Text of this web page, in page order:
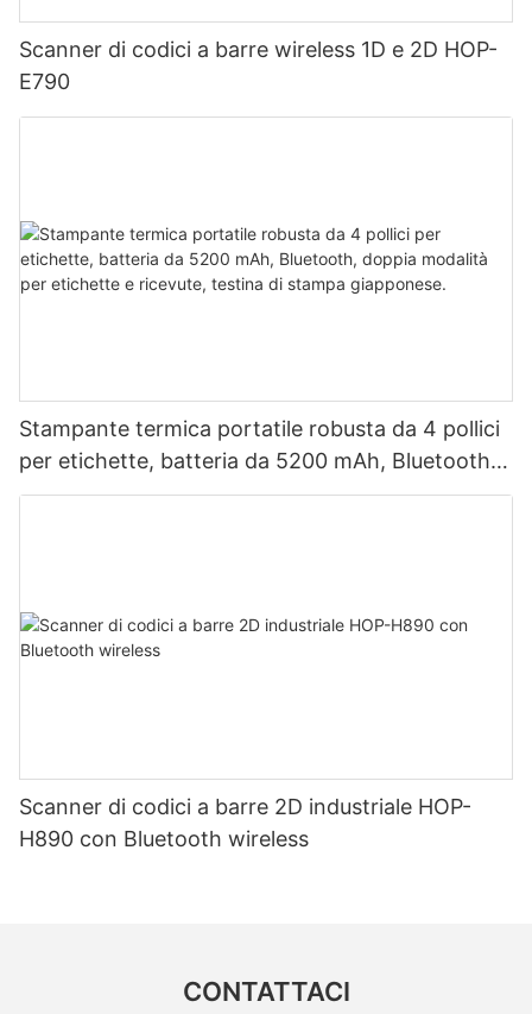
Scanner di codici a barre wireless 1D e 2D HOP-
E790
Stampante termica portatile robusta da 4 pollici
per etichette, batteria da 5200 mAh, Bluetooth,
doppia modalità per etichette e ricevute, testina
Scanner di codici a barre 2D industriale HOP-
H890 con Bluetooth wireless
CONTATTACI